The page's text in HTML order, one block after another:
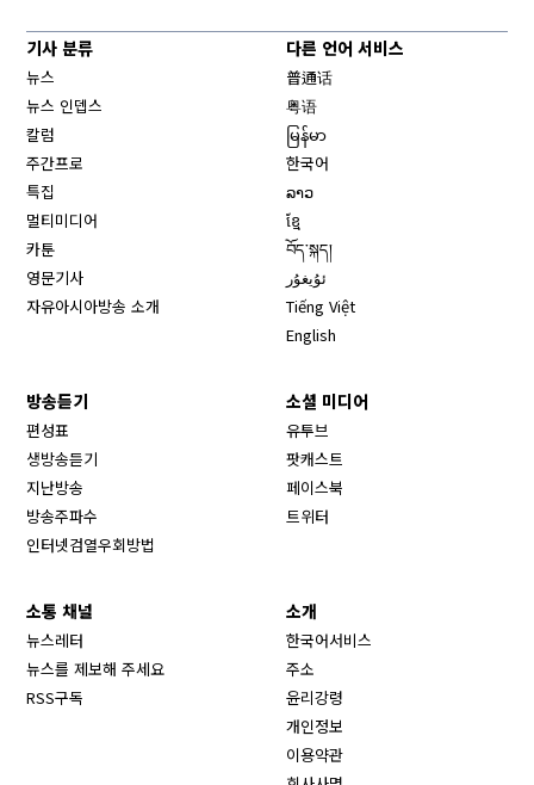
기사 분류
뉴스
뉴스 인뎁스
칼럼
주간프로
특집
멀티미디어
카툰
영문기사
자유아시아방송 소개
다른 언어 서비스
普通话
粤语
မြန်မာ
한국어
ລາວ
ខ្មែ
བོད་སྐད།
ئۇيغۇر
Tiếng Việt
English
방송듣기
편성표
생방송듣기
지난방송
방송주파수
인터넷검열우회방법
소셜 미디어
유투브
팟캐스트
페이스북
트위터
소통 채널
뉴스레터
뉴스를 제보해 주세요
RSS구독
소개
한국어서비스
주소
윤리강령
개인정보
이용약관